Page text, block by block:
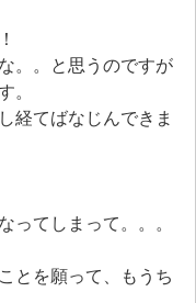
。。と思うのですが
。
経てばなじんできま
ってしまって。。。
とを願って、もうち